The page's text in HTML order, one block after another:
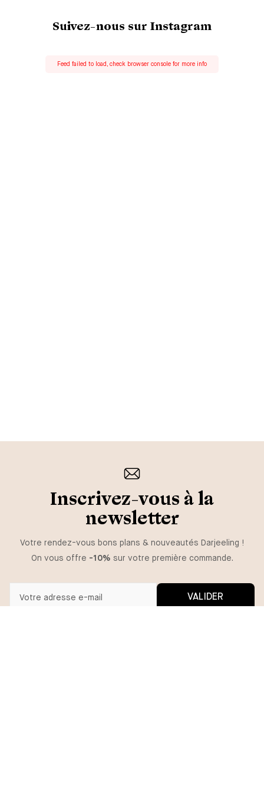
Suivez-nous sur Instagram
Feed failed to load, check browser console for more info
Inscrivez-vous à la
newsletter
Votre rendez-vous bons plans & nouveautés Darjeeling !
On vous offre -10% sur votre première commande.
VALIDER